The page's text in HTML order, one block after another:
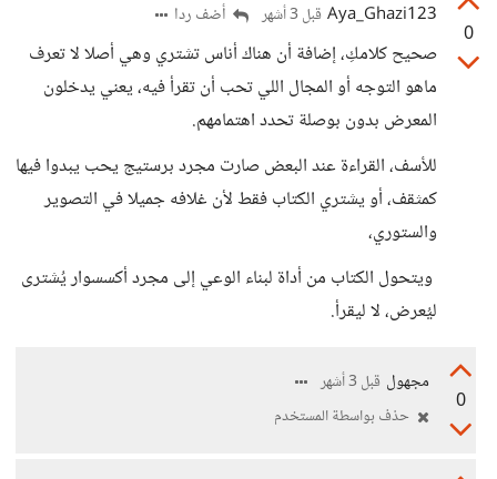
0
Aya_Ghazi123 قبل 3 أشهر أضف ردا
صحيح كلامكِ، إضافة أن هناك أناس تشتري وهي أصلا لا تعرف
ماهو التوجه أو المجال اللي تحب أن تقرأ فيه، يعني يدخلون
المعرض بدون بوصلة تحدد اهتمامهم.
للأسف، القراءة عند البعض صارت مجرد برستيج يحب يبدوا فيها
كمثقف، أو يشتري الكتاب فقط لأن غلافه جميلا في التصوير
والستوري،
ويتحول الكتاب من أداة لبناء الوعي إلى مجرد أكسسوار يُشترى
ليُعرض، لا ليقرأ.
0
مجهول قبل 3 أشهر
حذف بواسطة المستخدم